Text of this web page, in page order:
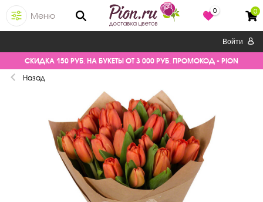
Меню
0 0
Войти
СКИДКА 150 РУБ. НА БУКЕТЫ ОТ 3 000 РУБ. ПРОМОКОД - PION
Назад